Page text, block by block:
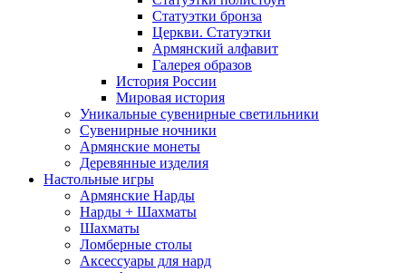
Статуэтки бронза
Церкви. Статуэтки
Армянский алфавит
Галерея образов
История России
Мировая история
Уникальные сувенирные светильники
Сувенирные ночники
Армянские монеты
Деревянные изделия
Настольные игры
Армянские Нарды
Нарды + Шахматы
Шахматы
Ломберные столы
Аксессуары для нард